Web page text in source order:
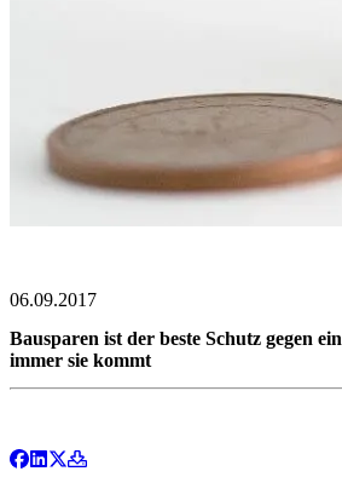
06.09.2017
Bausparen ist der beste Schutz gegen
immer sie kommt